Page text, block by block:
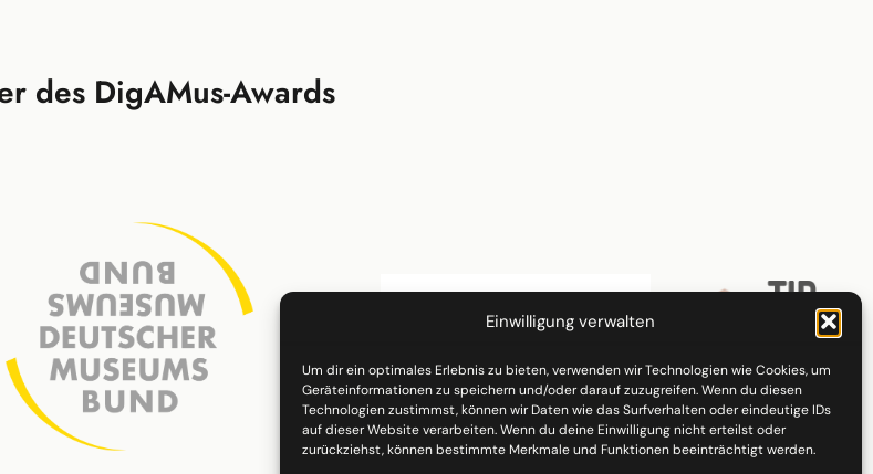
Einwilligung verwalten
Um dir ein optimales Erlebnis zu bieten, verwenden wir Technologien wie Cookies, um
Geräteinformationen zu speichern und/oder darauf zuzugreifen. Wenn du diesen
Technologien zustimmst, können wir Daten wie das Surfverhalten oder eindeutige IDs
auf dieser Website verarbeiten. Wenn du deine Einwilligung nicht erteilst oder
zurückziehst, können bestimmte Merkmale und Funktionen beeinträchtigt werden.
des DigAMus-Awards